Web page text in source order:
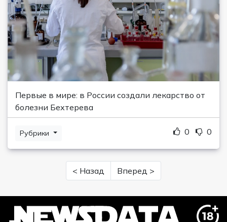
Первые в мире: в России создали лекарство от
болезни Бехтерева
Рубрики 0 0
< Назад Вперед >